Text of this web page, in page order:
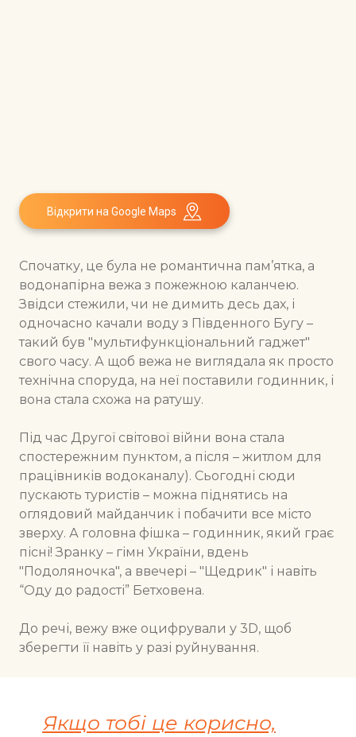
Відкрити на Google Maps
Спочатку, це була не романтична пам’ятка, а
водонапірна вежа з пожежною каланчею.
Звідси стежили, чи не димить десь дах, і
одночасно качали воду з Південного Бугу –
такий був "мультифункціональний гаджет"
свого часу. А щоб вежа не виглядала як просто
технічна споруда, на неї поставили годинник, і
вона стала схожа на ратушу.
Під час Другої світової війни вона стала
спостережним пунктом, а після – житлом для
працівників водоканалу). Сьогодні сюди
пускають туристів – можна піднятись на
оглядовий майданчик і побачити все місто
зверху. А головна фішка – годинник, який грає
пісні! Зранку – гімн України, вдень
"Подоляночка", а ввечері – "Щедрик" і навіть
“Оду до радості” Бетховена.
До речі, вежу вже оцифрували у 3D, щоб
зберегти її навіть у разі руйнування.
Якщо тобі це корисно,